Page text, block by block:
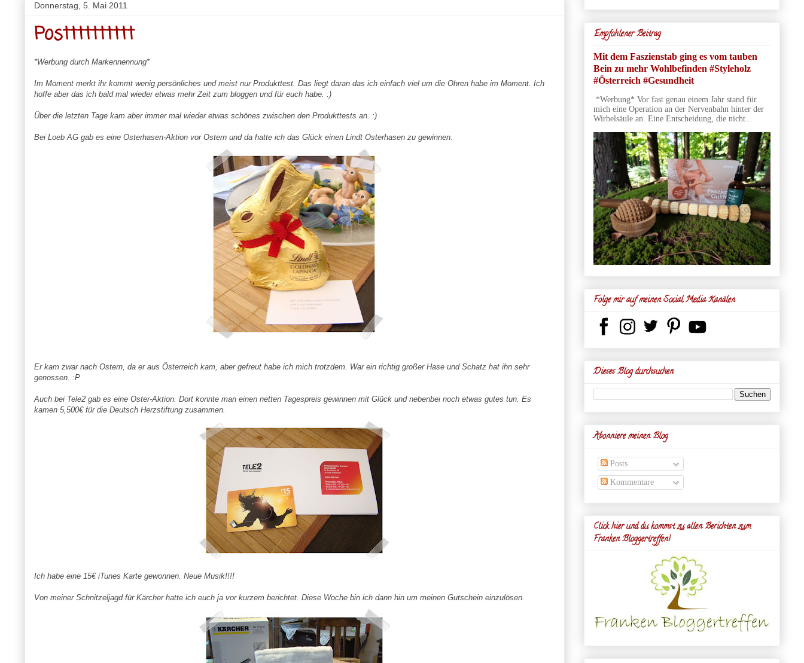
Donnerstag, 5. Mai 2011
Postttttttttt
*Werbung durch Markennennung*
Im Momentmerkt ihr kommt wenig persönliches und meist nur Produkttest. Das liegt darandas ich einfach viel um die Ohren habe im Moment. Ich
hoffe aber das ich bald mal wieder etwas mehr Zeit zum bloggenund für euch habe. :)
Über die letzten Tage kam aber immer mal wieder etwas schönes zwischen den Produkttests an. :)
Bei LoebAG gab es eineOsterhasen-Aktion vor Ostern und da hatte ich das Glück einen LindtOsterhasen zu gewinnen.
Er kam zwar nach Ostern, da er aus Österreich kam, aber gefreut habe ich mich trotzdem. War ein richtig großer Hase und Schatz hat ihn sehr
genossen. :P
Auch bei Tele2 gab es eine Oster-Aktion. Dort konnte man einennetten Tagespreis gewinnen mit Glück und nebenbei noch etwas gutes tun. Es
kamen 5,500€ für die Deutsch Herzstiftung zusammen.
Ich habe eine 15€ iTunes Karte gewonnen. Neue Musik!!!!
Von meiner Schnitzeljagd für Kärcherhatte ich euch ja vor kurzem berichtet. Diese Woche bin ich dann hin um meinen Gutschein einzulösen.
Empfohlener Beitrag
Mit dem Faszienstab ging es vom tauben
Bein zu mehr Wohlbefinden #Styleholz
#Österreich #Gesundheit
*Werbung* Vor fast genau einem Jahr stand für
mich eine Operation an der Nervenbahn hinter der
Wirbelsäule an. Eine Entscheidung, die nicht...
Folge mir auf meinen Social Media Kanälen
Dieses Blog durchsuchen
Abonniere meinen Blog
Posts
Kommentare
Click hier und du kommst zu allen Berichten zum
Franken Bloggertreffen!